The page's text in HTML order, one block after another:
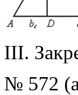
III.
№ 572